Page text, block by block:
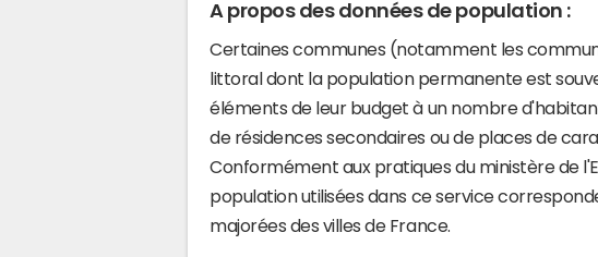
A propos des données de population :
Certaines communes (notamment les
littoral dont la population permanente est
éléments de leur budget à un nombre
de résidences secondaires ou de places de
Conformément aux pratiques du ministère de
population utilisées dans ce service
majorées des villes de France.